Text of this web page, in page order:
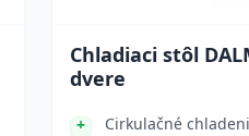
Chladiaci stôl
dvere
Cirkulačné